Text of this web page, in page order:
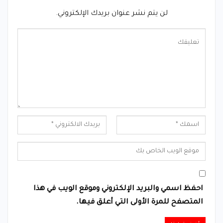
لن يتم نشر عنوان بريدك الإلكتروني.
احفظ اسمي والبريد الإلكتروني وموقع الويب في هذا
المتصفح للمرة الأولى التي أعلق فيها.